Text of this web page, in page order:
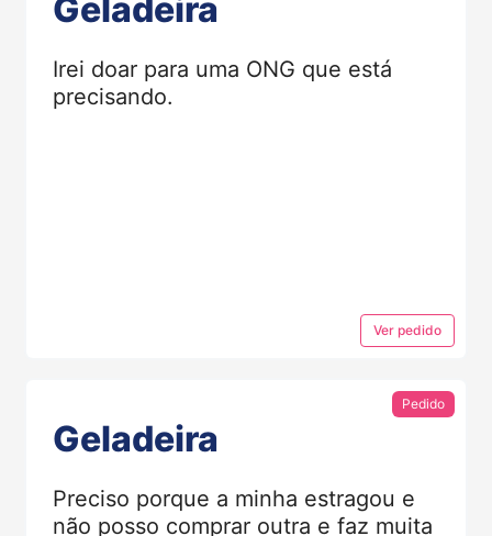
Geladeira
Irei doar para uma ONG que está
precisando.
Ver pedido
Pedido
Geladeira
Preciso porque a minha estragou e
não posso comprar outra e faz muita